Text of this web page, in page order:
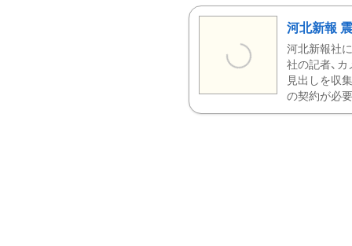
河北新報
河北新報社
社の記者、
見出しを収
の契約が必要